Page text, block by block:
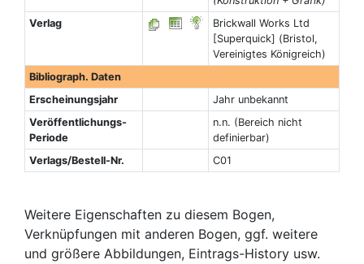
Verlag
Brickwall Works Ltd
[Superquick] (Bristol,
Vereinigtes Königreich)
Bibliograph. Daten
Erscheinungsjahr
Jahr unbekannt
Veröffentlichungs-
Periode
n.n. (Bereich nicht
definierbar)
Verlags/Bestell-Nr.
C01
Weitere Eigenschaften zu diesem Bogen,
Verknüpfungen mit anderen Bogen, ggf. weitere
und größere Abbildungen, Eintrags-History usw.